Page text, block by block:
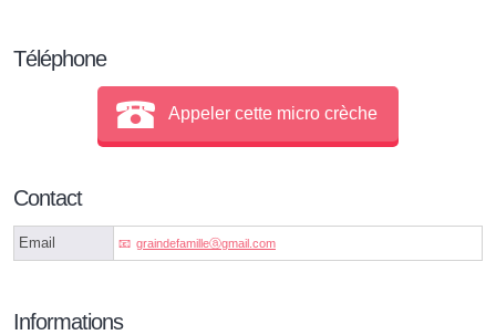
Téléphone
Appeler cette micro crèche
Contact
Email graindefamilleⓐgmail.com
Informations